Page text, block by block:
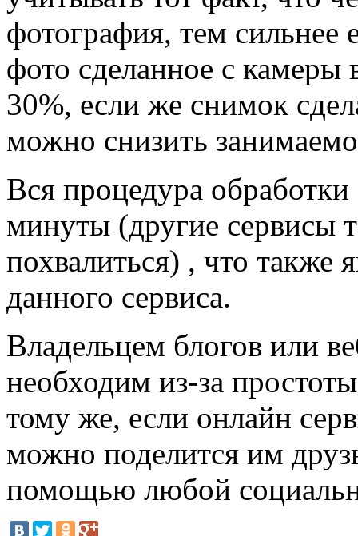
фотография, тем сильнее
фото сделанное с
30%, если же снимок
можно снизить
Вся процедура
минуты (другие сервисы
похвалиться) , что
данного сервиса.
Владельцем блогов или
необходим из-за
тому же, если онлайн
можно поделится им
помощью любой